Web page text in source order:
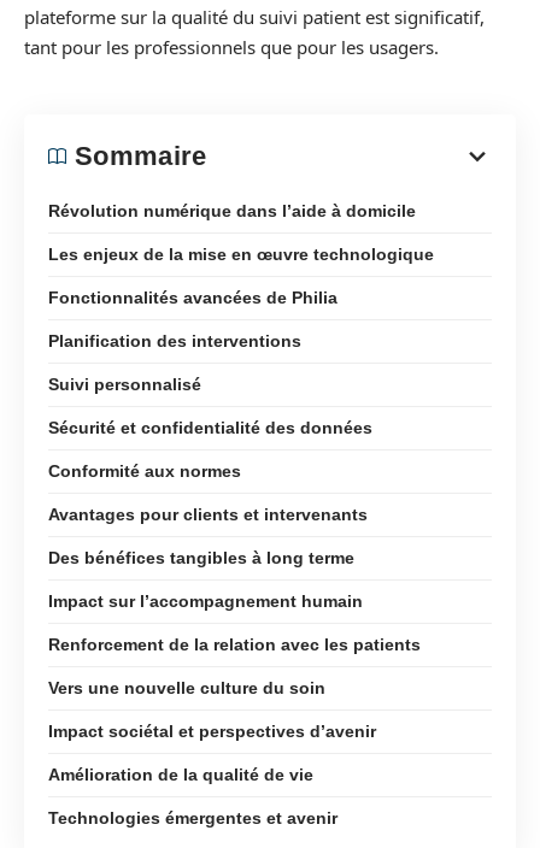
plateforme sur la qualité du suivi patient est significatif,
tant pour les professionnels que pour les usagers.
Sommaire
Révolution numérique dans l’aide à domicile
Les enjeux de la mise en œuvre technologique
Fonctionnalités avancées de Philia
Planification des interventions
Suivi personnalisé
Sécurité et confidentialité des données
Conformité aux normes
Avantages pour clients et intervenants
Des bénéfices tangibles à long terme
Impact sur l’accompagnement humain
Renforcement de la relation avec les patients
Vers une nouvelle culture du soin
Impact sociétal et perspectives d’avenir
Amélioration de la qualité de vie
Technologies émergentes et avenir